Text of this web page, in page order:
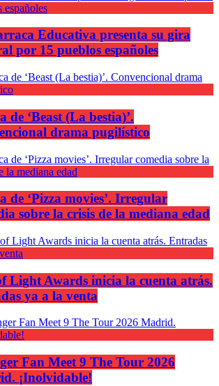
Educativa presenta su gira
por 15 pueblos españoles
de ‘Beast (La bestia)’.
drama pugilístico
de ‘Pizza movies’. Irregular
sobre la crisis de la mediana edad
Light Awards inicia la cuenta atrás.
ya a la venta
Fan Meet 9 The Tour 2026
¡Inolvidable!